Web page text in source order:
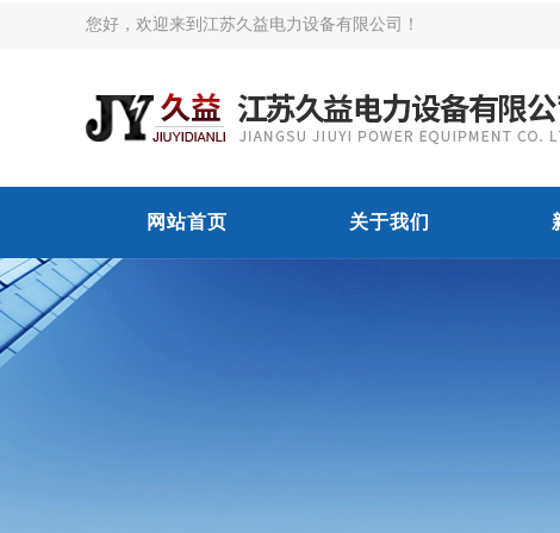
您好，欢迎来到江苏久益电力设备有限公司！
网站首页 关于我们